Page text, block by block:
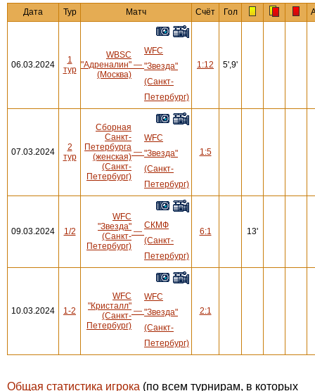
Дата Тур Матч Счёт Гол
06.03.2024
1
тур
WBSC
"Адреналин"
(Москва)
—
WFC
"Звезда"
(Санкт-
Петербург)
1:12 5',9'
07.03.2024
2
тур
Сборная
Санкт-
Петербурга
(женская)
(Санкт-
Петербург)
—
WFC
"Звезда"
(Санкт-
Петербург)
1:5
09.03.2024 1/2
WFC
"Звезда"
(Санкт-
Петербург)
—
СКМФ
(Санкт-
Петербург)
6:1 13'
10.03.2024 1-2
WFC
"Кристалл"
(Санкт-
Петербург)
—
WFC
"Звезда"
(Санкт-
Петербург)
2:1
Общая статистика игрока (по всем турнирам, в которых